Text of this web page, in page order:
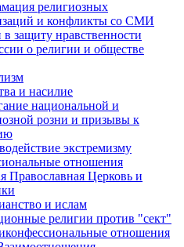
религиозных
и конфликты со СМИ
защиту нравственности
о религии и обществе
и насилие
национальной и
розни и призывы к
экстремизму
отношения
Православная Церковь и
и ислам
религии против "сект"
отношения